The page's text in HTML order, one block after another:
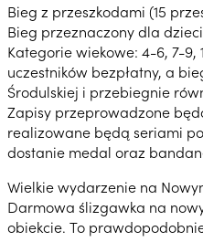
Bieg z przeszkodami (15
Bieg przeznaczony dla
Kategorie wiekowe: 4-6, 7-9,
uczestników bezpłatny, a
Środulskiej i przebiegnie
Zapisy przeprowadzone
realizowane będą seriami
dostanie medal oraz
Wielkie wydarzenie na
Darmowa ślizgawka na
obiekcie. To